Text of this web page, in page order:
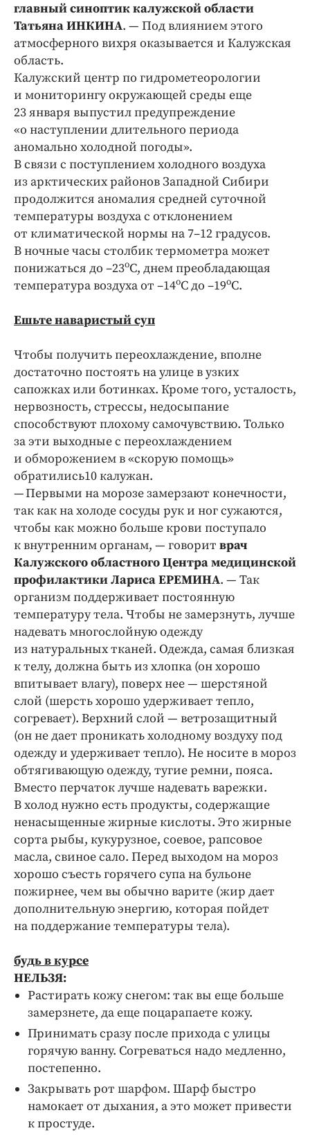
главный синоптик калужской области
Татьяна ИНКИНА. — Под влиянием этого
атмосферного вихря оказывается и Калужская
область.
Калужский центр по гидрометеорологии
и мониторингу окружающей среды еще
23 января выпустил предупреждение
«о наступлении длительного периода
аномально холодной погоды».
В связи с поступлением холодного воздуха
из арктических районов Западной Сибири
продолжится аномалия средней суточной
температуры воздуха с отклонением
от климатической нормы на 7–12 градусов.
В ночные часы столбик термометра может
понижаться до –23оС, днем преобладающая
температура воздуха от –14оС до –19оС.
Ешьте наваристый суп
Чтобы получить переохлаждение, вполне
достаточно постоять на улице в узких
сапожках или ботинках. Кроме того, усталость,
нервозность, стрессы, недосыпание
способствуют плохому самочувствию. Только
за эти выходные с переохлаждением
и обморожением в «скорую помощь»
обратились10 калужан.
— Первыми на морозе замерзают конечности,
так как на холоде сосуды рук и ног сужаются,
чтобы как можно больше крови поступало
к внутренним органам, — говорит врач
Калужского областного Центра медицинской
профилактики Лариса ЕРЕМИНА. — Так
организм поддерживает постоянную
температуру тела. Чтобы не замерзнуть, лучше
надевать многослойную одежду
из натуральных тканей. Одежда, самая близкая
к телу, должна быть из хлопка (он хорошо
впитывает влагу), поверх нее — шерстяной
слой (шерсть хорошо удерживает тепло,
согревает). Верхний слой — ветрозащитный
(он не дает проникать холодному воздуху под
одежду и удерживает тепло). Не носите в мороз
обтягивающую одежду, тугие ремни, пояса.
Вместо перчаток лучше надевать варежки.
В холод нужно есть продукты, содержащие
ненасыщенные жирные кислоты. Это жирные
сорта рыбы, кукурузное, соевое, рапсовое
масла, свиное сало. Перед выходом на мороз
хорошо съесть горячего супа на бульоне
пожирнее, чем вы обычно варите (жир дает
дополнительную энергию, которая пойдет
на поддержание температуры тела).
будь в курсе
НЕЛЬЗЯ:
Растирать кожу снегом: так вы еще больше
замерзнете, да еще поцарапаете кожу.
Принимать сразу после прихода с улицы
горячую ванну. Согреваться надо медленно,
постепенно.
Закрывать рот шарфом. Шарф быстро
намокает от дыхания, а это может привести
к простуде.